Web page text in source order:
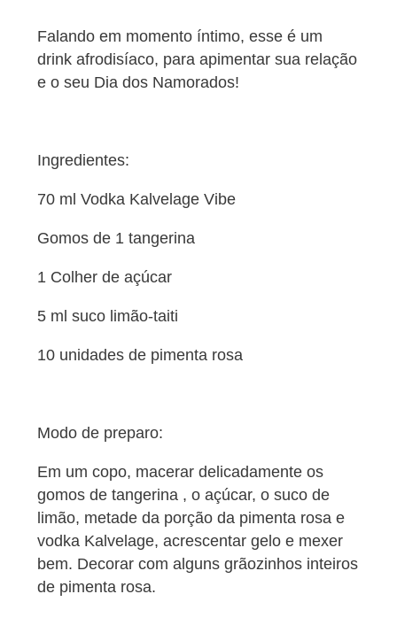
Falando em momento íntimo, esse é um
drink afrodisíaco, para apimentar sua relação
e o seu Dia dos Namorados!
Ingredientes:
70 ml Vodka Kalvelage Vibe
Gomos de 1 tangerina
1 Colher de açúcar
5 ml suco limão-taiti
10 unidades de pimenta rosa
Modo de preparo:
Em um copo, macerar delicadamente os
gomos de tangerina , o açúcar, o suco de
limão, metade da porção da pimenta rosa e
vodka Kalvelage, acrescentar gelo e mexer
bem. Decorar com alguns grãozinhos inteiros
de pimenta rosa.